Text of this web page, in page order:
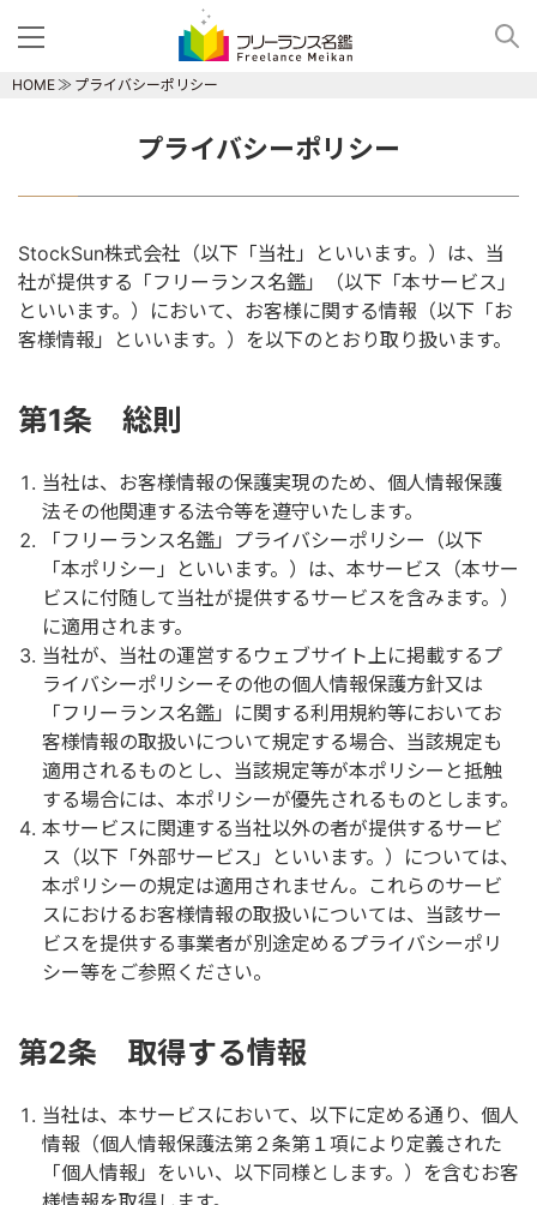
HOME プライバシーポリシー
プライバシーポリシー
StockSun株式会社（以下「当社」といいます。）は、当
社が提供する「フリーランス名鑑」（以下「本サービス」
といいます。）において、お客様に関する情報（以下「お
客様情報」といいます。）を以下のとおり取り扱います。
第1条 総則
当社は、お客様情報の保護実現のため、個人情報保護
法その他関連する法令等を遵守いたします。
「フリーランス名鑑」プライバシーポリシー（以下
「本ポリシー」といいます。）は、本サービス（本サー
ビスに付随して当社が提供するサービスを含みます。）
に適用されます。
当社が、当社の運営するウェブサイト上に掲載するプ
ライバシーポリシーその他の個人情報保護方針又は
「フリーランス名鑑」に関する利用規約等においてお
客様情報の取扱いについて規定する場合、当該規定も
適用されるものとし、当該規定等が本ポリシーと抵触
する場合には、本ポリシーが優先されるものとします。
本サービスに関連する当社以外の者が提供するサービ
ス（以下「外部サービス」といいます。）については、
本ポリシーの規定は適用されません。これらのサービ
スにおけるお客様情報の取扱いについては、当該サー
ビスを提供する事業者が別途定めるプライバシーポリ
シー等をご参照ください。
第2条 取得する情報
当社は、本サービスにおいて、以下に定める通り、個人
情報（個人情報保護法第２条第１項により定義された
「個人情報」をいい、以下同様とします。）を含むお客